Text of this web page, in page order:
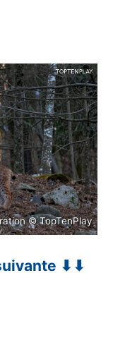
© TopTenPlay
⬇⬇